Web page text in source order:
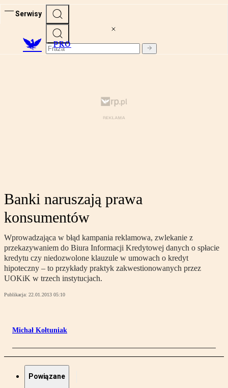
Serwisy
PRO
Banki naruszają prawa
konsumentów
Wprowadzająca w błąd kampania reklamowa, zwlekanie z
przekazywaniem do Biura Informacji Kredytowej danych o spłacie
kredytu czy niedozwolone klauzule w umowach o kredyt
hipoteczny – to przykłady praktyk zakwestionowanych przez
UOKiK w trzech instytucjach.
Publikacja: 22.01.2013 05:10
Michał Kołtuniak
Powiązane